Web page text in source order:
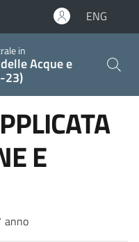
ENG
in
Acque e
23)
E
anno